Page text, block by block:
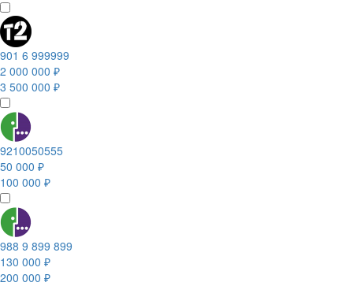
901 6 999999
2 000 000 ₽
3 500 000 ₽
9210050555
50 000 ₽
100 000 ₽
988 9 899 899
130 000 ₽
200 000 ₽